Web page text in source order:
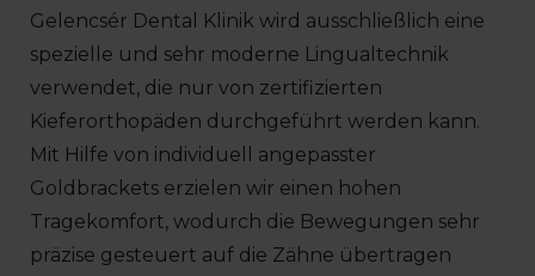
Gelencsér Dental Klinik wird ausschließlich eine
spezielle und sehr moderne Lingualtechnik
verwendet, die nur von zertifizierten
Kieferorthopäden durchgeführt werden kann.
Mit Hilfe von individuell angepasster
Goldbrackets erzielen wir einen hohen
Tragekomfort, wodurch die Bewegungen sehr
präzise gesteuert auf die Zähne übertragen